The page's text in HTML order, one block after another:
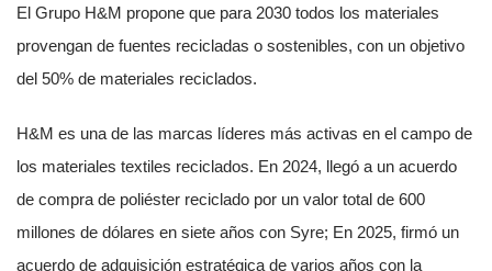
El Grupo H&M propone que para 2030 todos los materiales
provengan de fuentes recicladas o sostenibles, con un objetivo
del 50% de materiales reciclados.
H&M es una de las marcas líderes más activas en el campo de
los materiales textiles reciclados. En 2024, llegó a un acuerdo
de compra de poliéster reciclado por un valor total de 600
millones de dólares en siete años con Syre; En 2025, firmó un
acuerdo de adquisición estratégica de varios años con la